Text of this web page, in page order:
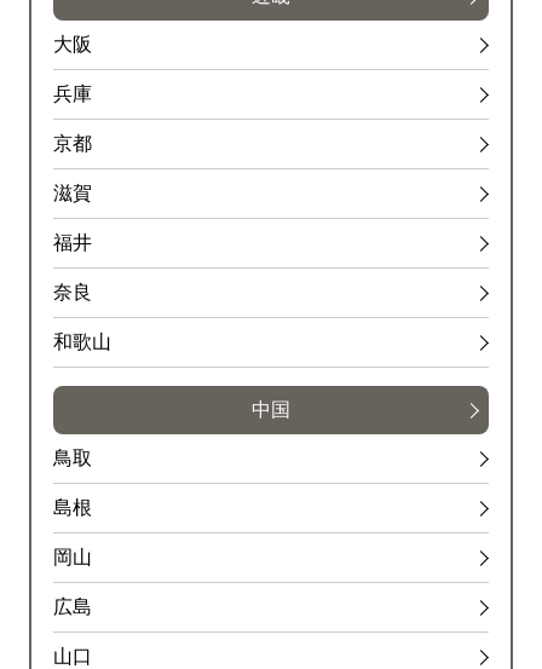
大阪
兵庫
京都
滋賀
福井
奈良
和歌山
中国
鳥取
島根
岡山
広島
山口